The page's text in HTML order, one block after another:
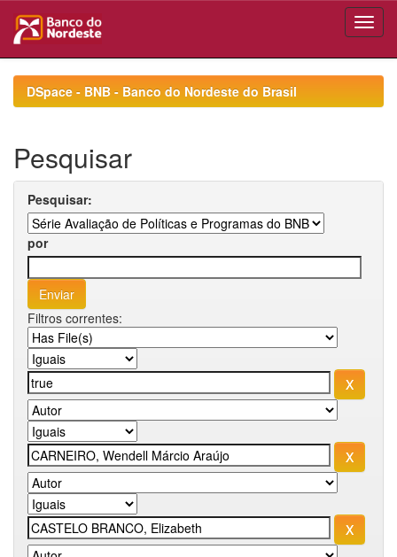
navigationDSpace - BNB - Banco do Nordeste do Brasil
Pesquisar
Pesquisar:
por
Filtros correntes: